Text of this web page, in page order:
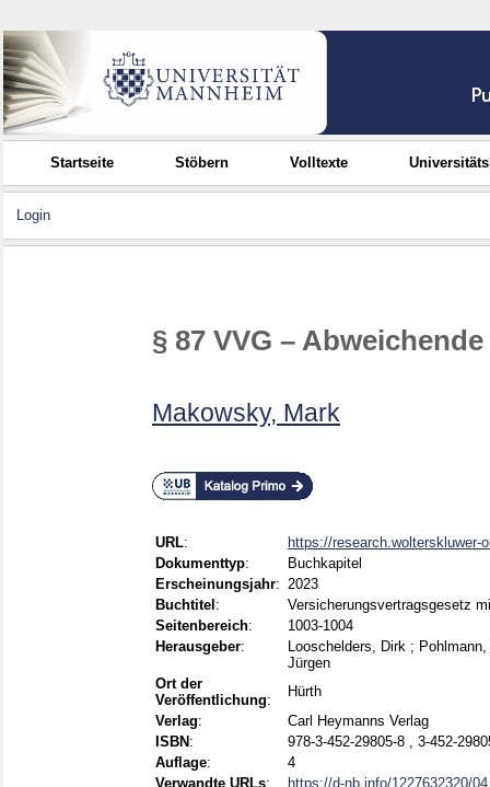
Startseite Stöbern Volltexte
Login
§ 87 VVG –
Makowsky, Mark
URL:
https://research.wolterskluwer-
Dokumenttyp:
Buchkapitel
Erscheinungsjahr: 2023
Buchtitel :
Versicherungsvertragsgesetz
Seitenbereich:
1003-1004
Herausgeber: Looschelders, Dirk ;
Jürgen
Ort der
Veröffentlichung:
Hürth
Verlag:
Carl Heymanns Verlag
ISBN :
978-3-452-29805-8 , 3-452-
Auflage:
4
Verwandte URLs:
https://d-nb.info/1227632320/04